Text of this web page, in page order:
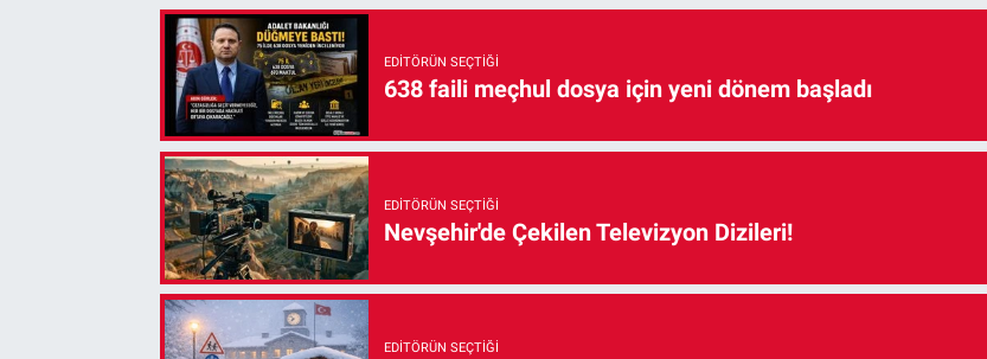
EDITÖRÜN SEÇTIĞI
638 faili meçhul dosya için yeni dönem başladı
EDITÖRÜN SEÇTIĞI
Nevşehir'de Çekilen Televizyon Dizileri!
EDITÖRÜN SEÇTIĞI